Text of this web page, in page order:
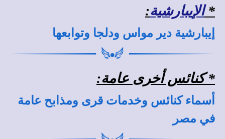
*الإيبارشية:
إيبارشية دير مواس ودلجا وتوابعها
* كنائس أخرى عامة:
أسماء كنائس وخدمات قرى ومذابح عامة
في مصر